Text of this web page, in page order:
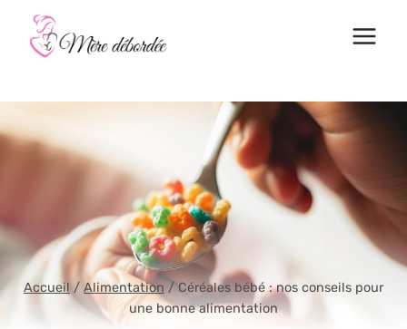
contenu
Accueil / Alimentation / Céréales bébé : nos conseils pour
une bonne alimentation